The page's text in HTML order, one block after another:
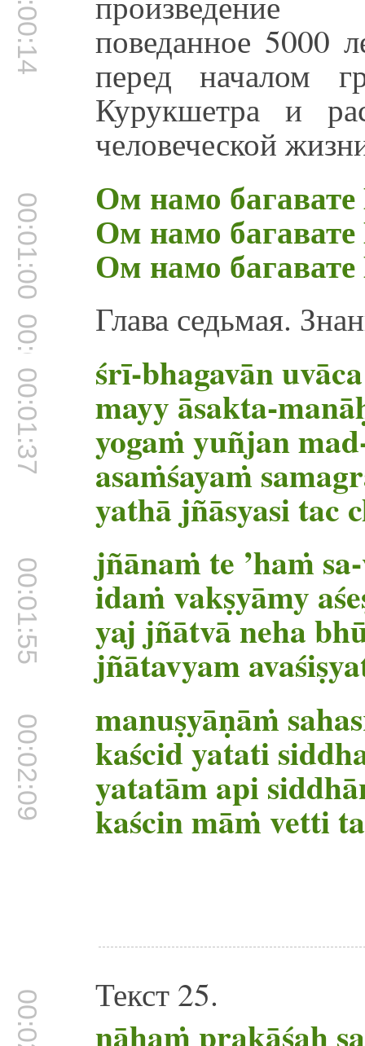
поведанное 5000
перед началом
Курукшетра и
человеческой
00:01:00 Ом намо багавате
Ом намо багавате
Ом намо багавате
00:01:32 Глава седьмая.
00:01:37 śrī-bhagavān uvāca
mayy āsakta-
yogaṁ yuñjan
asaṁśayaṁ
yathā jñāsyasi tac
00:01:55 jñānaṁ te ’haṁ
idaṁ vakṣyāmy
yaj jñātvā neha
jñātavyam
00:02:09 manuṣyāṇāṁ
kaścid yatati
yatatām api
kaścin māṁ vetti
Текст 25.
nāhaṁ prakāśaḥ